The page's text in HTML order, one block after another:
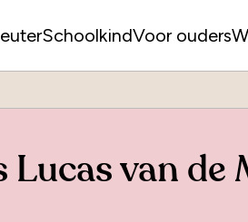
SchoolkindVoor ouders
Lucas van de